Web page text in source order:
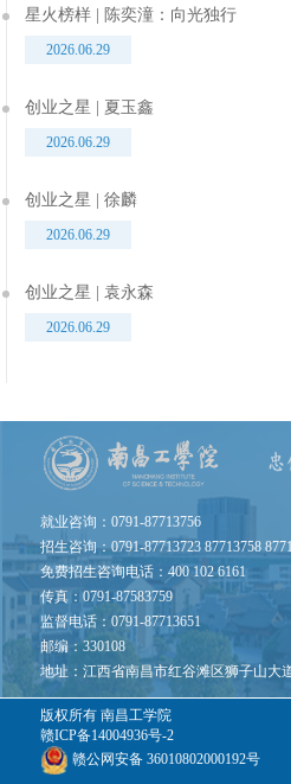
星火榜样 | 陈奕潼：向光独行
2026.06.29
创业之星 | 夏玉鑫
2026.06.29
创业之星 | 徐麟
2026.06.29
创业之星 | 袁永森
2026.06.29
就业咨询：0791-87713756
招生咨询：0791-87713723 87713758
免费招生咨询电话：400 102 6161
传真：0791-87583759
监督电话：0791-87713651
邮编：330108
地址：江西省南昌市红谷滩区狮子山大
版权所有 南昌工学院
赣ICP备14004936号-2
赣公网安备 36010802000192号